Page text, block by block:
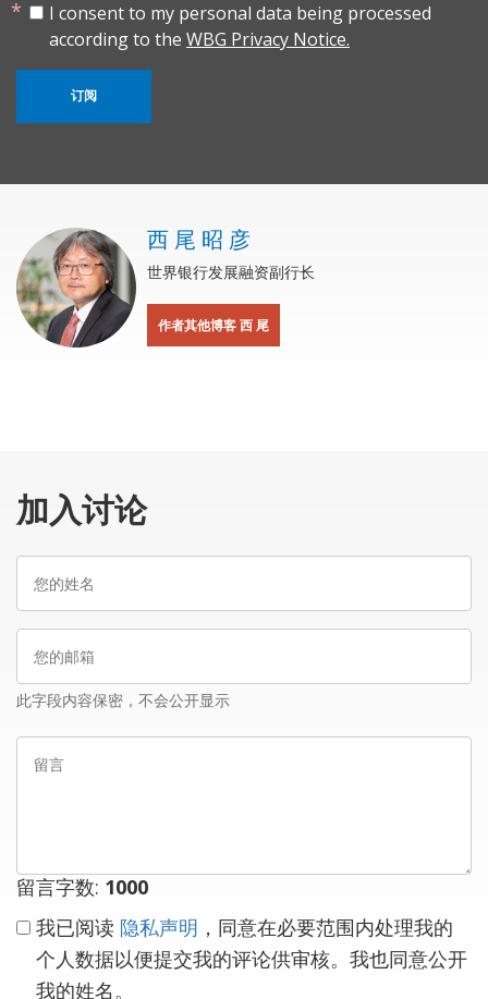
I consent to my personal data being processed
according to the WBG Privacy Notice.
订阅
西 尾 昭 彦
世界银行发展融资副行长
作者其他博客 西 尾
加入讨论
邮
此字段内容保密，不会公开显示
留言字数: 1000
我已阅读 隐私声明 ，同意在必要范围内处理我的
个人数据以便提交我的评论供审核。我也同意公开
我的姓名。